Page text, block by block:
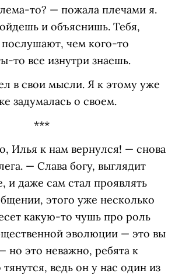
то? — пожала плечами я.
и объяснишь. Тебя,
послушают, чем кого-то
то все изнутри знаешь.
в свои мысли. Я к этому уже
задумалась о своем.
Илья к нам вернулся! — снова
— Слава богу, выглядит
и даже сам стал проявлять
этого уже несколько
какую-то чушь про роль
эволюции — это вы
но это неважно, ребята к
ведь он у нас один из